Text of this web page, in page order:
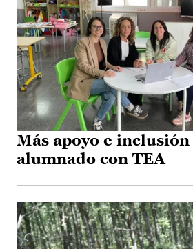
Más apoyo e inclusión
alumnado con TEA